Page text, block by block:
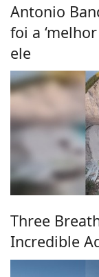
Antonio
foi a
ele
Three
Incredible